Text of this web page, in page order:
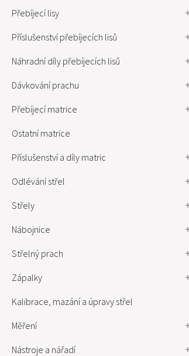
Přebíjecí lisy
Příslušenství přebíjecích lisů
Náhradní díly přebíjecích lisů
Dávkování prachu
Přebíjecí matrice
Ostatní matrice
Příslušenství a díly matric
Odlévání střel
Střely
Nábojnice
Střelný prach
Zápalky
Kalibrace, mazání a úpravy střel
Měření
Nástroje a nářadí